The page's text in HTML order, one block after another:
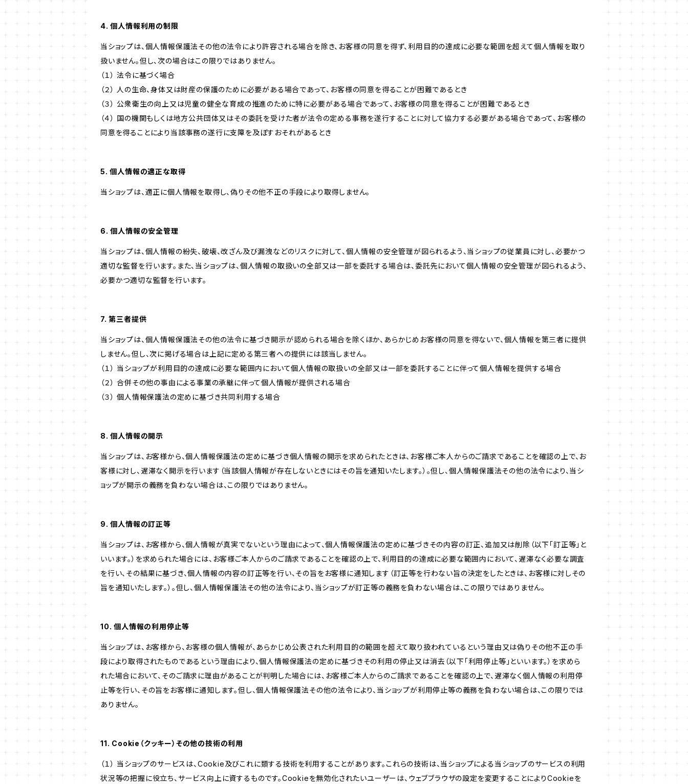
4. 個人情報利用の制限
当ショップは、個人情報保護法その他の法令により許容される場合を除き、お客様の同意を得ず、利用目的の達成に必要な範囲を超えて個人情報を取り
扱いません。但し、次の場合はこの限りではありません。
（１） 法令に基づく場合
（２） 人の生命、身体又は財産の保護のために必要がある場合であって、お客様の同意を得ることが困難であるとき
（３） 公衆衛生の向上又は児童の健全な育成の推進のために特に必要がある場合であって、お客様の同意を得ることが困難であるとき
（４） 国の機関もしくは地方公共団体又はその委託を受けた者が法令の定める事務を遂行することに対して協力する必要がある場合であって、お客様の
同意を得ることにより当該事務の遂行に支障を及ぼすおそれがあるとき
5. 個人情報の適正な取得
当ショップは、適正に個人情報を取得し、偽りその他不正の手段により取得しません。
6. 個人情報の安全管理
当ショップは、個人情報の紛失、破壊、改ざん及び漏洩などのリスクに対して、個人情報の安全管理が図られるよう、当ショップの従業員に対し、必要かつ
適切な監督を行います。また、当ショップは、個人情報の取扱いの全部又は一部を委託する場合は、委託先において個人情報の安全管理が図られるよう、
必要かつ適切な監督を行います。
7. 第三者提供
当ショップは、個人情報保護法その他の法令に基づき開示が認められる場合を除くほか、あらかじめお客様の同意を得ないで、個人情報を第三者に提供
しません。但し、次に掲げる場合は上記に定める第三者への提供には該当しません。
（１） 当ショップが利用目的の達成に必要な範囲内において個人情報の取扱いの全部又は一部を委託することに伴って個人情報を提供する場合
（２） 合併その他の事由による事業の承継に伴って個人情報が提供される場合
（３） 個人情報保護法の定めに基づき共同利用する場合
8. 個人情報の開示
当ショップは、お客様から、個人情報保護法の定めに基づき個人情報の開示を求められたときは、お客様ご本人からのご請求であることを確認の上で、お
客様に対し、遅滞なく開示を行います（当該個人情報が存在しないときにはその旨を通知いたします。）。但し、個人情報保護法その他の法令により、当シ
ョップが開示の義務を負わない場合は、この限りではありません。
9. 個人情報の訂正等
当ショップは、お客様から、個人情報が真実でないという理由によって、個人情報保護法の定めに基づきその内容の訂正、追加又は削除（以下「訂正等」と
いいます。）を求められた場合には、お客様ご本人からのご請求であることを確認の上で、利用目的の達成に必要な範囲内において、遅滞なく必要な調査
を行い、その結果に基づき、個人情報の内容の訂正等を行い、その旨をお客様に通知します（訂正等を行わない旨の決定をしたときは、お客様に対しその
旨を通知いたします。）。但し、個人情報保護法その他の法令により、当ショップが訂正等の義務を負わない場合は、この限りではありません。
10. 個人情報の利用停止等
当ショップは、お客様から、お客様の個人情報が、あらかじめ公表された利用目的の範囲を超えて取り扱われているという理由又は偽りその他不正の手
段により取得されたものであるという理由により、個人情報保護法の定めに基づきその利用の停止又は消去（以下「利用停止等」といいます。）を求めら
れた場合において、そのご請求に理由があることが判明した場合には、お客様ご本人からのご請求であることを確認の上で、遅滞なく個人情報の利用停
止等を行い、その旨をお客様に通知します。但し、個人情報保護法その他の法令により、当ショップが利用停止等の義務を負わない場合は、この限りでは
ありません。
11. Cookie（クッキー）その他の技術の利用
（１） 当ショップのサービスは、Cookie及びこれに類する技術を利用することがあります。これらの技術は、当ショップによる当ショップのサービスの利用
状況等の把握に役立ち、サービス向上に資するものです。Cookieを無効化されたいユーザーは、ウェブブラウザの設定を変更することによりCookieを